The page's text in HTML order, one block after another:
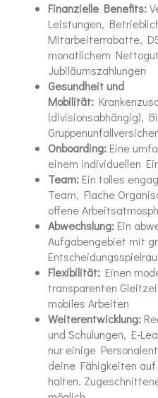
Finanzielle Benefits:
Leistungen,
Mitarbeiterrabatte,
monatlichem
Jubiläumszahlungen
Gesundheit und
Mobilität:
(divisionsabhängig),
Onboarding: Eine
einem individuellen
Team: Ein tolles
Team, Flache
offene
Abwechslung: Ein
Aufgabengebiet mit
Flexibilität: Einen
transparenten
mobiles Arbeiten
Weiterentwicklung:
und Schulungen, E-
nur einige
deine Fähigkeiten
halten.